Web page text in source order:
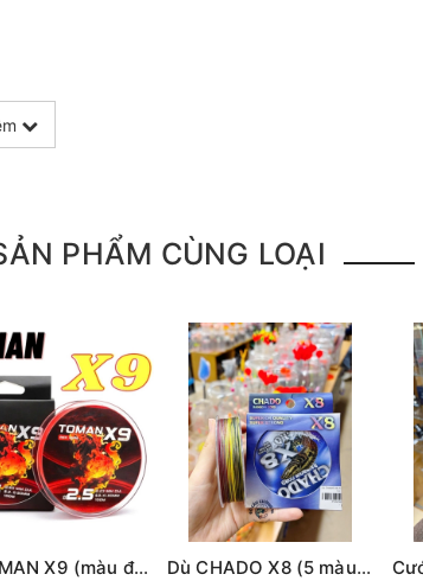
PHẨM CÙNG LOẠI
Dù TOMAN X9 (màu đỏ)-100m Dù CHADO X8 (5 màu)-150m